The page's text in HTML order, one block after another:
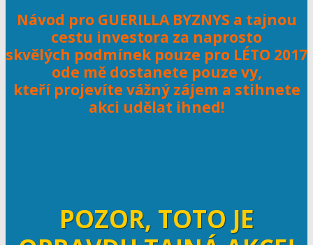
Návod pro GUERILLA BYZNYS a tajnou
cestu investora za naprosto
skvělých podmínek pouze pro LÉTO 2017
ode mě dostanete pouze vy,
kteří projevíte vážný zájem a stihnete
akci udělat ihned!
POZOR, TOTO JE